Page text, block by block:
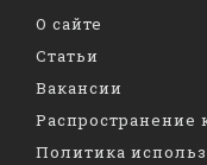
О сайте
Статьи
Вакансии
Распространение
Политика